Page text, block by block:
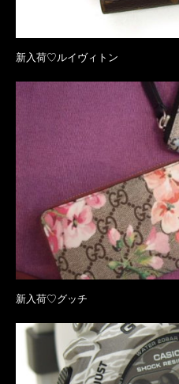
新入荷♡ルイヴィトン
新入荷♡グッチ